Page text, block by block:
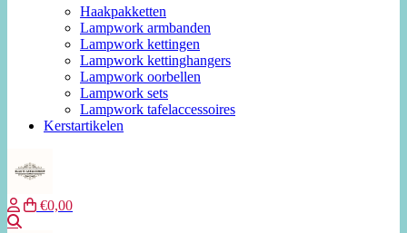
Haakpakketten
Lampwork armbanden
Lampwork kettingen
Lampwork kettinghangers
Lampwork oorbellen
Lampwork sets
Lampwork tafelaccessoires
Kerstartikelen
€0,00